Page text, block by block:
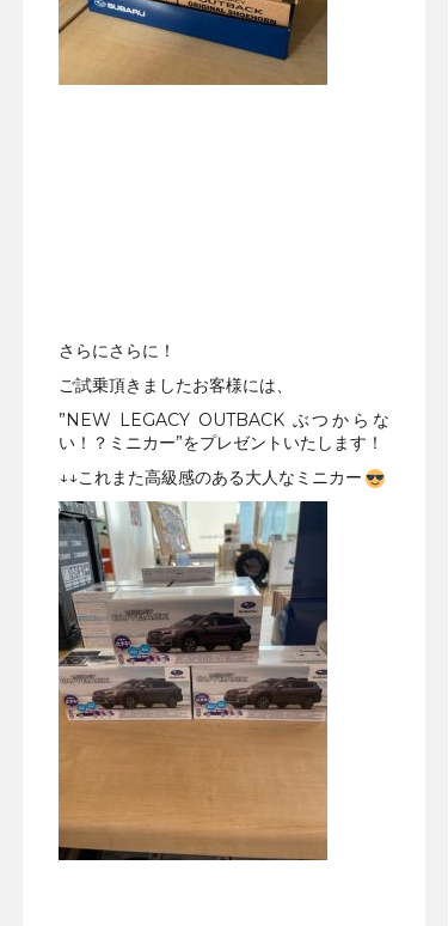
さらにさらに！
ご試乗頂きましたお客様には、
”NEW LEGACY OUTBACK ぶつからな
い！？ミニカー”をプレゼントいたします！
↓↓これまた高級感のある大人なミニカー